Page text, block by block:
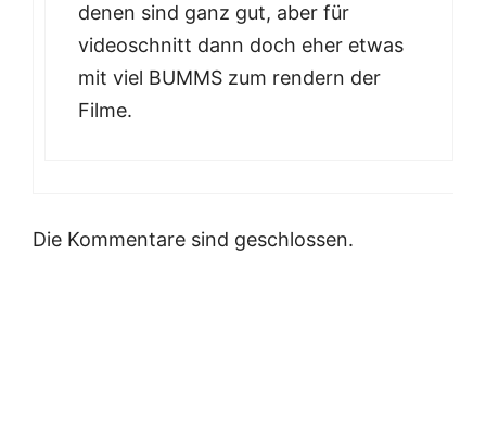
denen sind ganz gut, aber für
videoschnitt dann doch eher etwas
mit viel BUMMS zum rendern der
Filme.
Die Kommentare sind geschlossen.